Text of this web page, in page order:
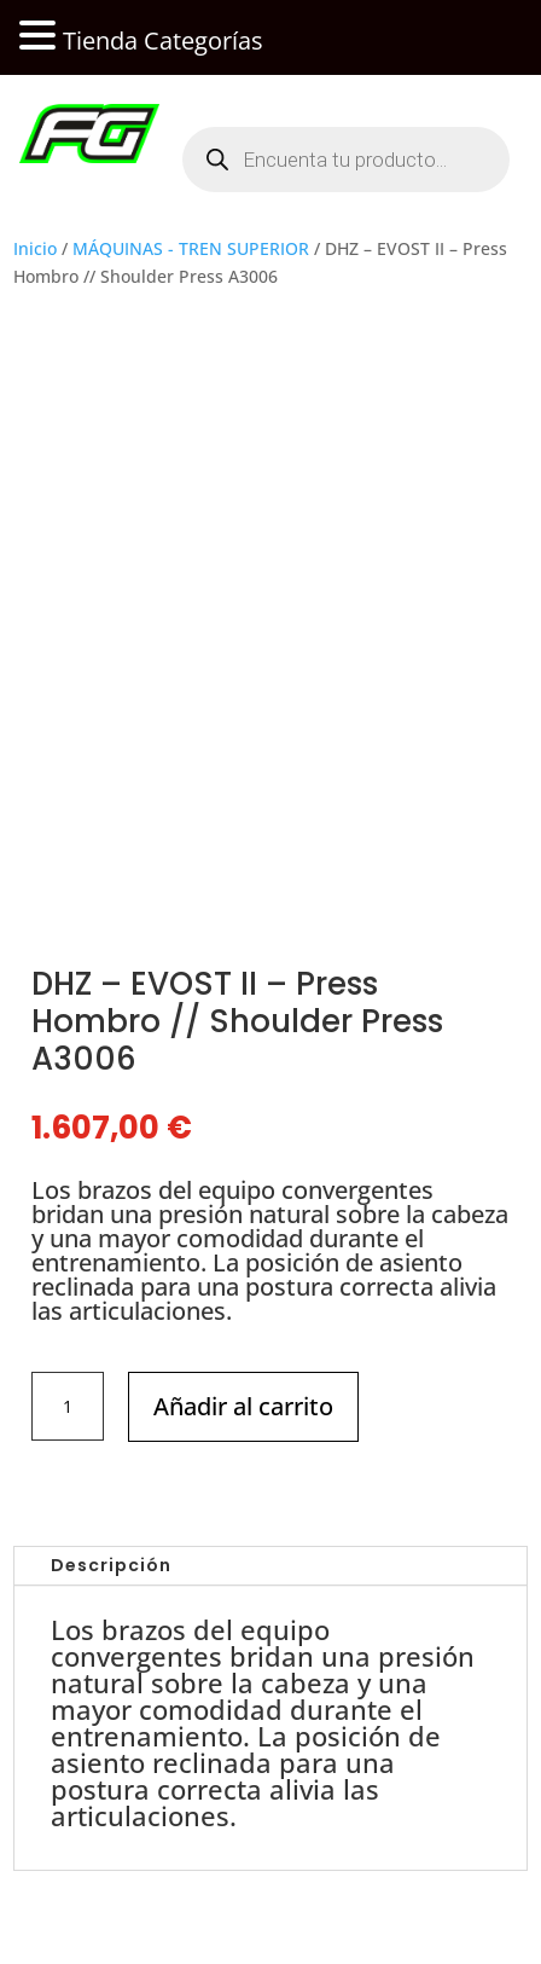
productos
Inicio / MÁQUINAS - TREN SUPERIOR / DHZ – EVOST II – Press
Hombro // Shoulder Press A3006
DHZ – EVOST II – Press
Hombro // Shoulder Press
A3006
1.607,00 €
Los brazos del equipo convergentes
bridan una presión natural sobre la cabeza
y una mayor comodidad durante el
entrenamiento. La posición de asiento
reclinada para una postura correcta alivia
las articulaciones.
EVOST
Hombro
//
Press
A3006
cantidad
Añadir al carrito
Descripción
Los brazos del equipo
convergentes bridan una presión
natural sobre la cabeza y una
mayor comodidad durante el
entrenamiento. La posición de
asiento reclinada para una
postura correcta alivia las
articulaciones.
Tienda Categorías